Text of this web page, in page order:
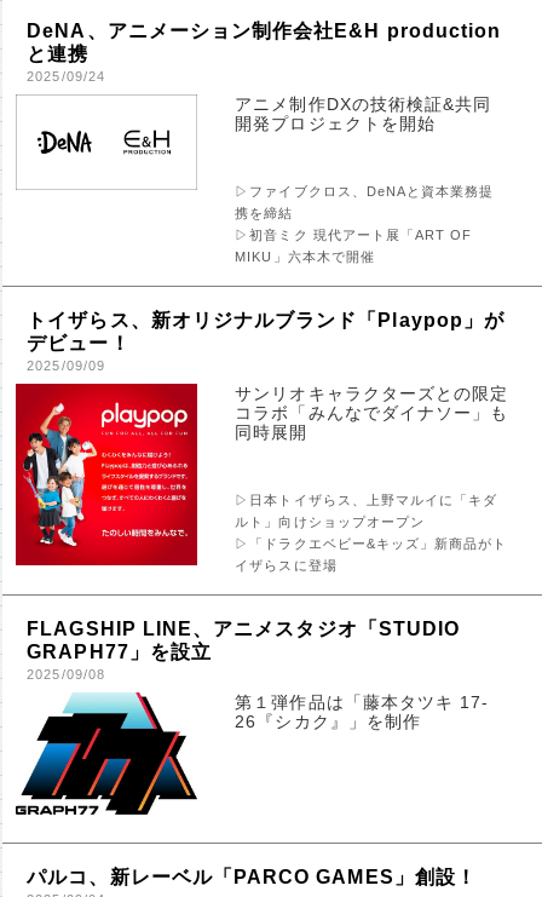
DeNA、アニメーション制作会社E&H production
と連携
2025/09/24
アニメ制作DXの技術検証&共同
開発プロジェクトを開始
▷ファイブクロス、DeNAと資本業務提
携を締結
▷初音ミク 現代アート展「ART OF
MIKU」六本木で開催
トイザらス、新オリジナルブランド「Playpop」が
デビュー！
2025/09/09
サンリオキャラクターズとの限定
コラボ「みんなでダイナソー」も
同時展開
▷日本トイザらス、上野マルイに「キダ
ルト」向けショップオープン
▷「ドラクエベビー&キッズ」新商品がト
イザらスに登場
FLAGSHIP LINE、アニメスタジオ「STUDIO
GRAPH77」を設立
2025/09/08
第１弾作品は「藤本タツキ 17-
26『シカク』」を制作
パルコ、新レーベル「PARCO GAMES」創設！